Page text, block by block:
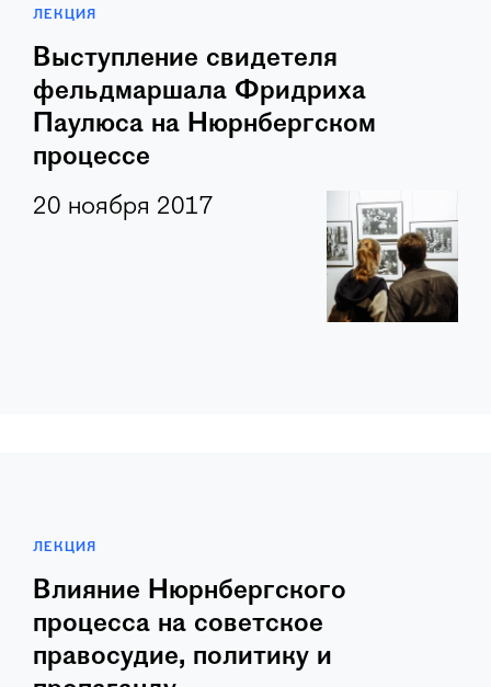
ЛЕКЦИЯ
Выступление свидетеля
фельдмаршала Фридриха
Паулюса на Нюрнбергском
процессе
20 ноября 2017
ЛЕКЦИЯ
Влияние Нюрнбергского
процесса на советское
правосудие, политику и